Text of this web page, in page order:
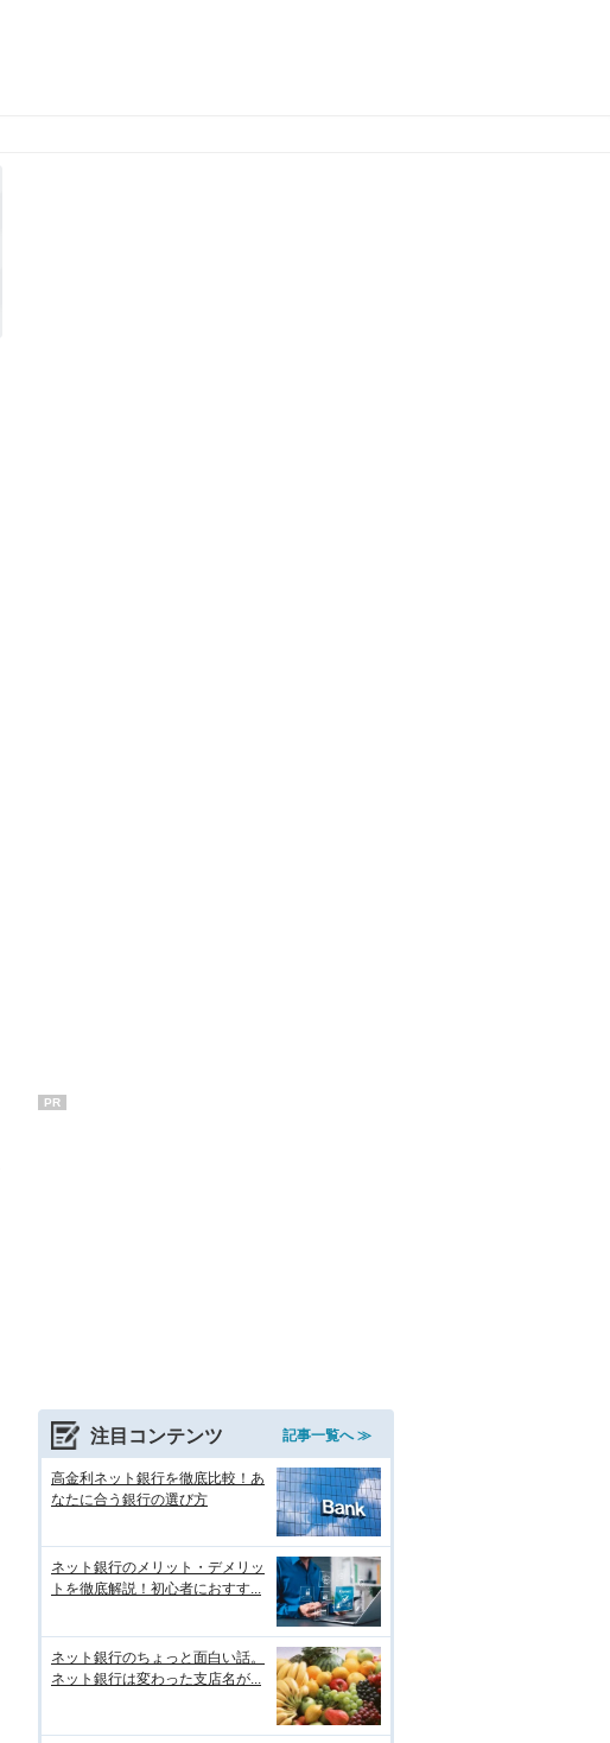
PR
注目コンテンツ 記事一覧へ ≫
高金利ネット銀行を徹底比較！あ
なたに合う銀行の選び方
ネット銀行のメリット・デメリッ
トを徹底解説！初心者におすす...
ネット銀行のちょっと面白い話。
ネット銀行は変わった支店名が...